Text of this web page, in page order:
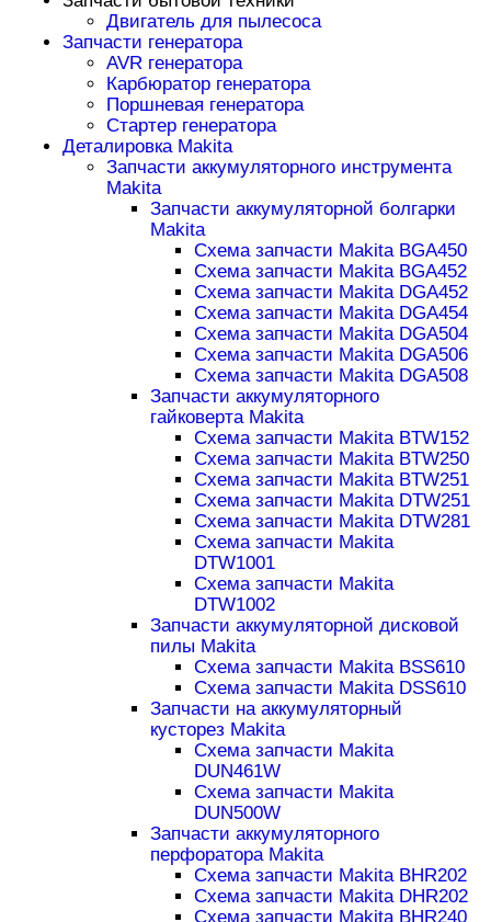
Двигатель для пылесоса
Запчасти генератора
AVR генератора
Карбюратор генератора
Поршневая генератора
Стартер генератора
Деталировка Makita
Запчасти аккумуляторного инструмента
Makita
Запчасти аккумуляторной болгарки
Makita
Схема запчасти Makita BGA450
Схема запчасти Makita BGA452
Схема запчасти Makita DGA452
Схема запчасти Makita DGA454
Схема запчасти Makita DGA504
Схема запчасти Makita DGA506
Схема запчасти Makita DGA508
Запчасти аккумуляторного
гайковерта Makita
Схема запчасти Makita BTW152
Схема запчасти Makita BTW250
Схема запчасти Makita BTW251
Схема запчасти Makita DTW251
Схема запчасти Makita DTW281
Схема запчасти Makita
DTW1001
Схема запчасти Makita
DTW1002
Запчасти аккумуляторной дисковой
пилы Makita
Схема запчасти Makita BSS610
Схема запчасти Makita DSS610
Запчасти на аккумуляторный
кусторез Makita
Схема запчасти Makita
DUN461W
Схема запчасти Makita
DUN500W
Запчасти аккумуляторного
перфоратора Makita
Схема запчасти Makita BHR202
Схема запчасти Makita DHR202
Схема запчасти Makita BHR240